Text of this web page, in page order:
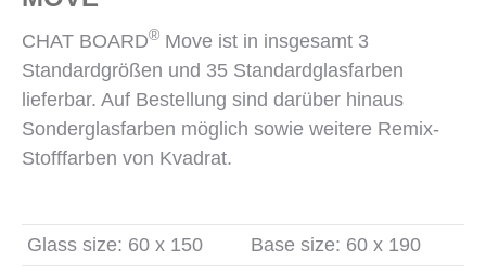
CHAT BOARD® Move ist in insgesamt 3
Standardgrößen und 35 Standardglasfarben
lieferbar. Auf Bestellung sind darüber hinaus
Sonderglasfarben möglich sowie weitere Remix-
Stofffarben von Kvadrat.
Glass size: 60 x 150
Base size: 60 x 190